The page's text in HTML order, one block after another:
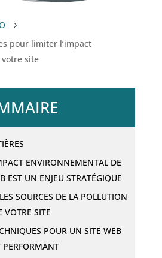
5
pour limiter l’impact
site
ENVIRONNEMENTAL DE
EST UN ENJEU STRATÉGIQUE
SOURCES DE LA POLLUTION
VOTRE SITE
POUR UN SITE WEB
PERFORMANT